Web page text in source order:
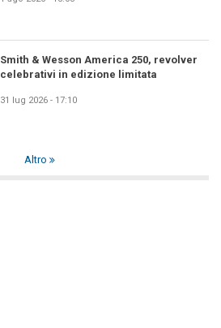
Smith & Wesson America 250, revolver
celebrativi in edizione limitata
31 lug 2026 - 17:10
Altro